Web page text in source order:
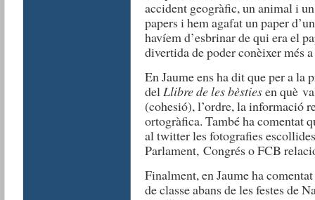
accident geogràfic, un animal i
papers i hem agafat un paper
havíem d’esbrinar de qui era el
divertida de poder conèixer més
En Jaume ens ha dit que per a la
delLlibre de les bèstiesen què
(cohesió), l’ordre, la informació
ortogràfica. També ha comentat
al twitter les fotografies
Parlament, Congrés o FCB
Finalment, en Jaume ha
de classe abans de les festes de